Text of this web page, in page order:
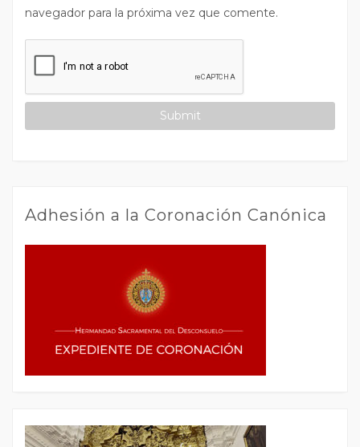
navegador para la próxima vez que comente.
Adhesión a la Coronación Canónica